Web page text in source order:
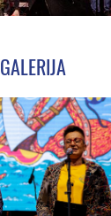
GALERIJA